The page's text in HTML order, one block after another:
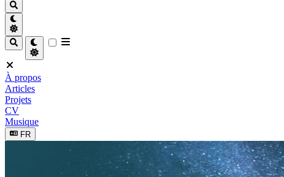
À propos
Articles
Projets
CV
Musique
FR